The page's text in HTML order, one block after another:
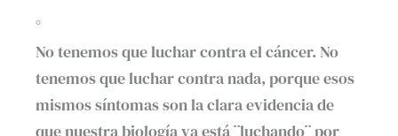
°
No tenemos que luchar contra el cáncer. No
tenemos que luchar contra nada, porque esos
mismos síntomas son la clara evidencia de
que nuestra biología ya está ¨luchando¨ por